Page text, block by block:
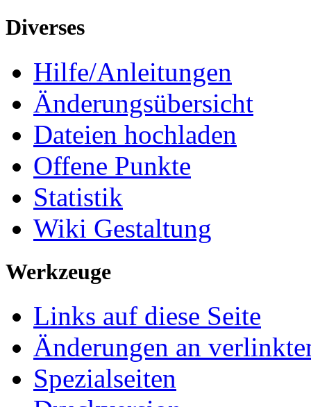
Diverses
Hilfe/Anleitungen
Änderungsübersicht
Dateien hochladen
Offene Punkte
Statistik
Wiki Gestaltung
Werkzeuge
Links auf diese Seite
Änderungen an
Spezialseiten